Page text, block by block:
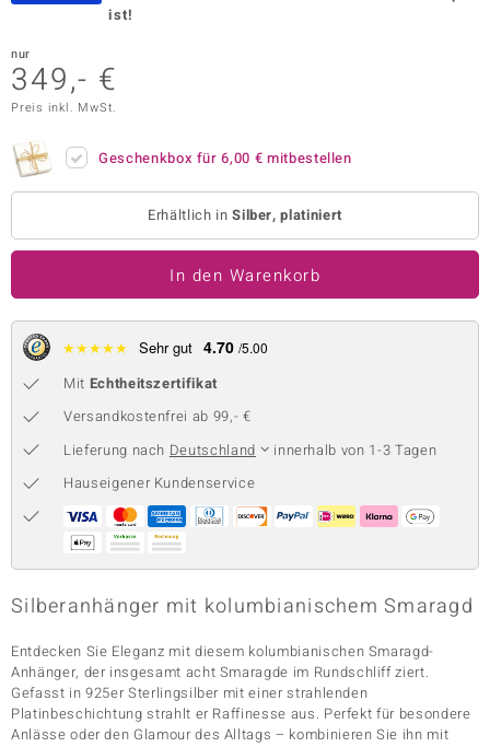
BY DE MELO
Collection
Classics
ist!
nur
349,- €
Preis inkl. MwSt.
Geschenkbox für6,00 € mitbestellen
Erhältlich inSilber, platiniert
In den Warenkorb
★★★★★ Sehr gut 4.70 /5.00
Mit Echtheitszertifikat
Versandkostenfrei ab 99,- €
Lieferung nach Deutschland
innerhalb von 1-3 Tagen
Hauseigener Kundenservice
Silberanhänger mit kolumbianischem Smaragd
Entdecken Sie Eleganz mit diesem kolumbianischen Smaragd-
Anhänger, der insgesamt acht Smaragde im Rundschliff ziert.
Gefasst in 925er Sterlingsilber mit einer strahlenden
Platinbeschichtung strahlt er Raffinesse aus. Perfekt für besondere
Anlässe oder den Glamour des Alltags – kombinieren Sie ihn mit